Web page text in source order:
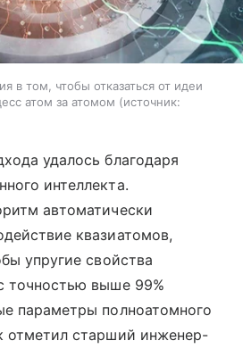
в том, чтобы отказаться от идеи
атом за атомом
источник:
удалось благодаря
интеллекта.
автоматически
квазиатомов,
упругие свойства
точностью выше 99%
параметры полноатомного
отметил старший инженер-